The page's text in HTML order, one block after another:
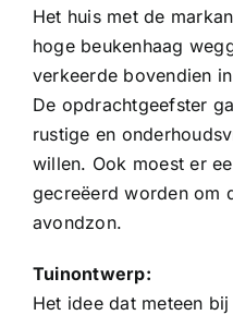
Het huis met de
hoge beukenhaag
verkeerde bovendien
De opdrachtgeefster
rustige en
willen. Ook moest er
gecreëerd worden om
avondzon.
Tuinontwerp:
Het idee dat meteen